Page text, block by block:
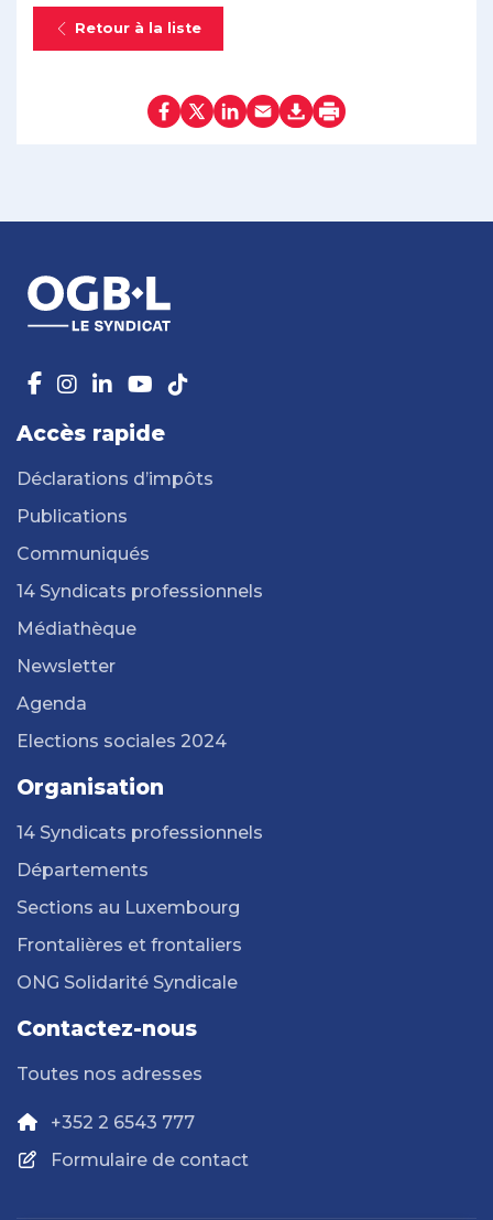
Retour à la liste
Accès rapide
Déclarations d’impôts
Publications
Communiqués
14 Syndicats professionnels
Médiathèque
Newsletter
Agenda
Elections sociales 2024
Organisation
14 Syndicats professionnels
Départements
Sections au Luxembourg
Frontalières et frontaliers
ONG Solidarité Syndicale
Contactez-nous
Toutes nos adresses
+352 2 6543 777
Formulaire de contact